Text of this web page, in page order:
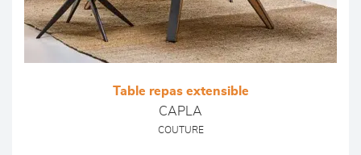
Table repas extensible
CAPLA
COUTURE